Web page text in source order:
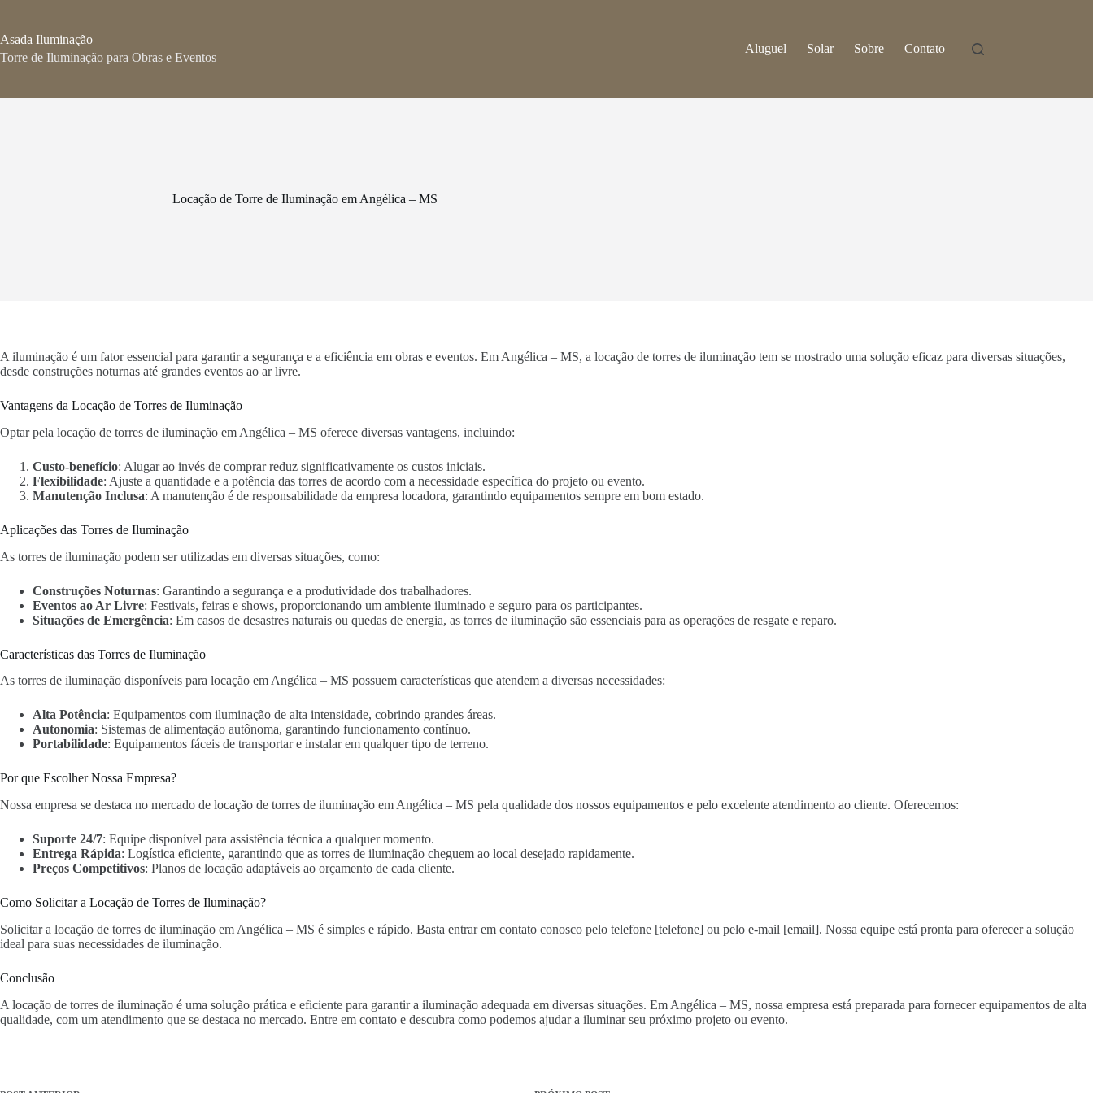
o
conteúdo
Asada Iluminação
Torre de Iluminação para Obras e Eventos
Aluguel Solar Sobre Contato
Locação de Torre de Iluminação em Angélica – MS
A iluminação é um fator essencial para garantir a segurança e a eficiência em obras e eventos. Em Angélica – MS, a locação de torres de iluminação tem se mostrado uma solução eficaz para diversas situações,
desde construções noturnas até grandes eventos ao ar livre.
Vantagens da Locação de Torres de Iluminação
Optar pela locação de torres de iluminação em Angélica – MS oferece diversas vantagens, incluindo:
Custo-benefício: Alugar ao invés de comprar reduz significativamente os custos iniciais.
Flexibilidade: Ajuste a quantidade e a potência das torres de acordo com a necessidade específica do projeto ou evento.
Manutenção Inclusa: A manutenção é de responsabilidade da empresa locadora, garantindo equipamentos sempre em bom estado.
Aplicações das Torres de Iluminação
As torres de iluminação podem ser utilizadas em diversas situações, como:
Construções Noturnas: Garantindo a segurança e a produtividade dos trabalhadores.
Eventos ao Ar Livre: Festivais, feiras e shows, proporcionando um ambiente iluminado e seguro para os participantes.
Situações de Emergência: Em casos de desastres naturais ou quedas de energia, as torres de iluminação são essenciais para as operações de resgate e reparo.
Características das Torres de Iluminação
As torres de iluminação disponíveis para locação em Angélica – MS possuem características que atendem a diversas necessidades:
Alta Potência: Equipamentos com iluminação de alta intensidade, cobrindo grandes áreas.
Autonomia: Sistemas de alimentação autônoma, garantindo funcionamento contínuo.
Portabilidade: Equipamentos fáceis de transportar e instalar em qualquer tipo de terreno.
Por que Escolher Nossa Empresa?
Nossa empresa se destaca no mercado de locação de torres de iluminação em Angélica – MS pela qualidade dos nossos equipamentos e pelo excelente atendimento ao cliente. Oferecemos:
Suporte 24/7: Equipe disponível para assistência técnica a qualquer momento.
Entrega Rápida: Logística eficiente, garantindo que as torres de iluminação cheguem ao local desejado rapidamente.
Preços Competitivos: Planos de locação adaptáveis ao orçamento de cada cliente.
Como Solicitar a Locação de Torres de Iluminação?
Solicitar a locação de torres de iluminação em Angélica – MS é simples e rápido. Basta entrar em contato conosco pelo telefone [telefone] ou pelo e-mail [email]. Nossa equipe está pronta para oferecer a solução
ideal para suas necessidades de iluminação.
Conclusão
A locação de torres de iluminação é uma solução prática e eficiente para garantir a iluminação adequada em diversas situações. Em Angélica – MS, nossa empresa está preparada para fornecer equipamentos de alta
qualidade, com um atendimento que se destaca no mercado. Entre em contato e descubra como podemos ajudar a iluminar seu próximo projeto ou evento.